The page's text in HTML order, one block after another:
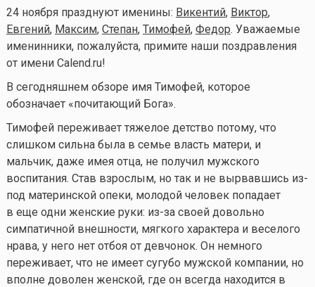
24 ноября празднуют именины: Викентий, Виктор,
Евгений, Максим, Степан, Тимофей, Федор. Уважаемые
именинники, пожалуйста, примите наши поздравления
от имени Calend.ru!
В сегодняшнем обзоре имя Тимофей, которое
обозначает «почитающий Бога».
Тимофей переживает тяжелое детство потому, что
слишком сильна была в семье власть матери, и
мальчик, даже имея отца, не получил мужского
воспитания. Став взрослым, но так и не вырвавшись из-
под материнской опеки, молодой человек попадает
в еще одни женские руки: из-за своей довольно
симпатичной внешности, мягкого характера и веселого
нрава, у него нет отбоя от девчонок. Он немного
переживает, что не имеет сугубо мужской компании, но
вполне доволен женской, где он всегда находится в